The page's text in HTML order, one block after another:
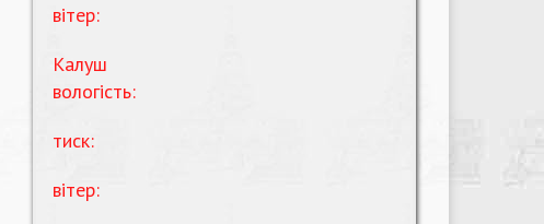
вітер:
Калуш
вологість:
тиск:
вітер: